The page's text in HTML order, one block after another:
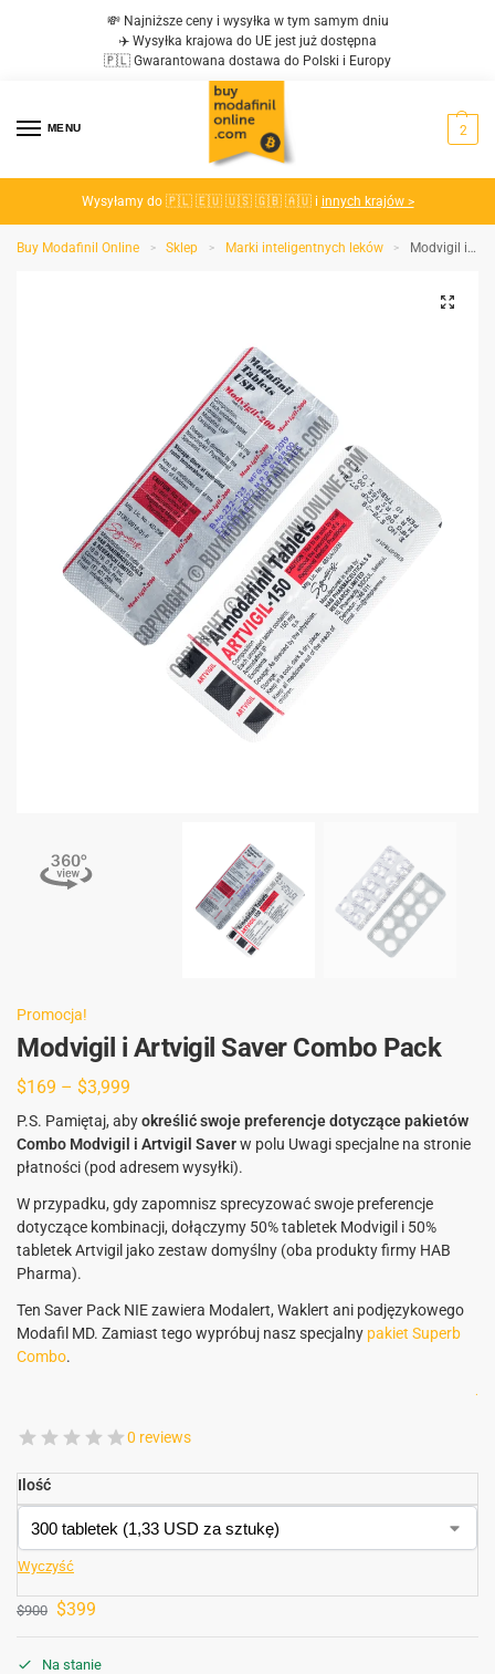
💸 Najniższe ceny i wysyłka w tym samym dniu
✈️ Wysyłka krajowa do UE jest już dostępna
🇵🇱 Gwarantowana dostawa do Polski i Europy
MENU 2
Wysyłamy do 🇵🇱 🇪🇺 🇺🇸 🇬🇧 🇦🇺 i innych krajów >
Buy Modafinil Online > Sklep > Marki inteligentnych leków > Modvigil i Artvigil Saver Combo Pack
Promocja!
Modvigil i Artvigil Saver Combo Pack
$169 – $3,999
P.S. Pamiętaj, abyokreślić swoje preferencje dotyczące pakietów
Combo Modvigil i Artvigil Saverw polu Uwagi specjalne na stronie
płatności (pod adresem wysyłki).
W przypadku, gdy zapomnisz sprecyzować swoje preferencje
dotyczące kombinacji, dołączymy 50% tabletek Modvigil i 50%
tabletek Artvigil jako zestaw domyślny (oba produkty firmy HAB
Pharma).
Ten Saver Pack NIE zawiera Modalert, Waklert ani podjęzykowego
Modafil MD. Zamiast tego wypróbuj nasz specjalny pakiet Superb
Combo.
.
0 reviews
Ilość
Wyczyść
$900 $399
Na stanie